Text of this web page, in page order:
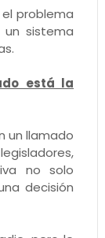
problema
un sistema
está la
un llamado
no solo
decisión